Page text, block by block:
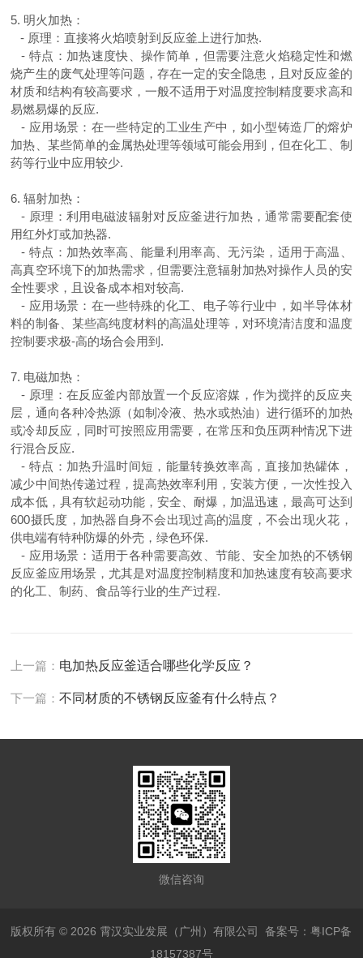
5. 明火加热：
- 原理：直接将火焰喷射到反应釜上进行加热.
- 特点：加热速度快、操作简单，但需要注意火焰稳定性和燃
烧产生的废气处理等问题，存在一定的安全隐患，且对反应釜的
材质和结构有较高要求，一般不适用于对温度控制精度要求高和
易燃易爆的反应.
- 应用场景：在一些特定的工业生产中，如小型铸造厂的熔炉
加热、某些简单的金属热处理等领域可能会用到，但在化工、制
药等行业中应用较少.
6.辐射加热：
- 原理：利用电磁波辐射对反应釜进行加热，通常需要配套使
用红外灯或加热器.
- 特点：加热效率高、能量利用率高、无污染，适用于高温、
高真空环境下的加热需求，但需要注意辐射加热对操作人员的安
全性要求，且设备成本相对较高.
- 应用场景：在一些特殊的化工、电子等行业中，如半导体材
料的制备、某些高纯度材料的高温处理等，对环境清洁度和温度
控制要求极-高的场合会用到 .
7. 电磁加热：
- 原理：在反应釜内部放置一个反应溶媒，作为搅拌的反应夹
层，通向各种冷热源（如制冷液、热水或热油）进行循环的加热
或冷却反应，同时可按照应用需要，在常压和负压两种情况下进
行混合反应.
- 特点：加热升温时间短，能量转换效率高，直接加热罐体，
减少中间热传递过程，提高热效率利用，安装方便，一次性投入
成本低，具有软起动功能，安全、耐爆，加温迅速，最高可达到
600摄氏度，加热器自身不会出现过高的温度，不会出现火花，
供电端有特种防爆的外壳，绿色环保.
- 应用场景：适用于各种需要高效、节能、安全加热的不锈钢
反应釜应用场景，尤其是对温度控制精度和加热速度有较高要求
的化工、制药、食品等行业的生产过程.
上一篇： 电加热反应釜适合哪些化学反应？
下一篇：不同材质的不锈钢反应釜有什么特点？
微信咨询
版权所有 © 2026 霄汉实业发展（广州）有限公司备案号：粤ICP备
18157387号